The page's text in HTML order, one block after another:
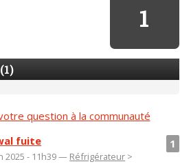
1
question à la communauté
1
fuite
2025 - 11h39 — Réfrigérateur >